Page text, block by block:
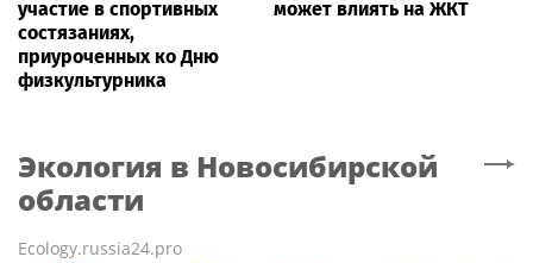
участие в спортивных
состязаниях,
приуроченных ко Дню
физкультурника
может влиять на ЖКТ
Экология в Новосибирской
области
Ecology.russia24.pro